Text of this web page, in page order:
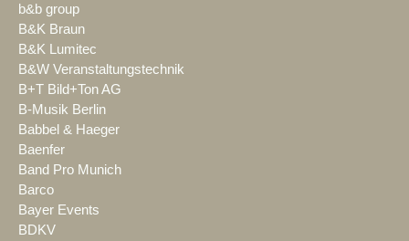
b&b group
B&K Braun
B&K Lumitec
B&W Veranstaltungstechnik
B+T Bild+Ton AG
B-Musik Berlin
Babbel & Haeger
Baenfer
Band Pro Munich
Barco
Bayer Events
BDKV